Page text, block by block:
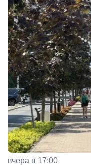
вчера в 17:00